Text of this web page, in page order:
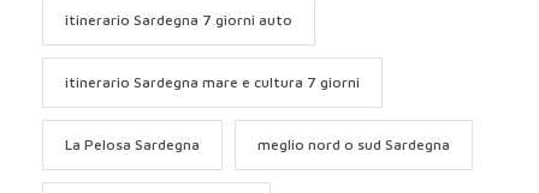
itinerario Sardegna 7 giorni auto
itinerario Sardegna mare e cultura 7 giorni
La Pelosa Sardegna meglio nord o sud Sardegna